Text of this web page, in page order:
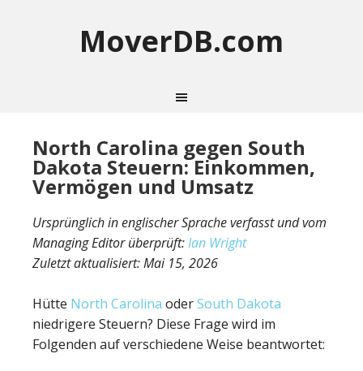
MoverDB.com
North Carolina gegen South
Dakota Steuern: Einkommen,
Vermögen und Umsatz
Ursprünglich in englischer Sprache verfasst und vom
Managing Editor überprüft:Ian Wright
Zuletzt aktualisiert:Mai 15, 2026
Hütte North Carolina oderSouth Dakota
niedrigere Steuern? Diese Frage wird im
Folgenden auf verschiedene Weise beantwortet: